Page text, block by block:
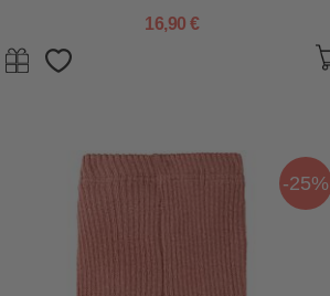
16,90 €
-25%